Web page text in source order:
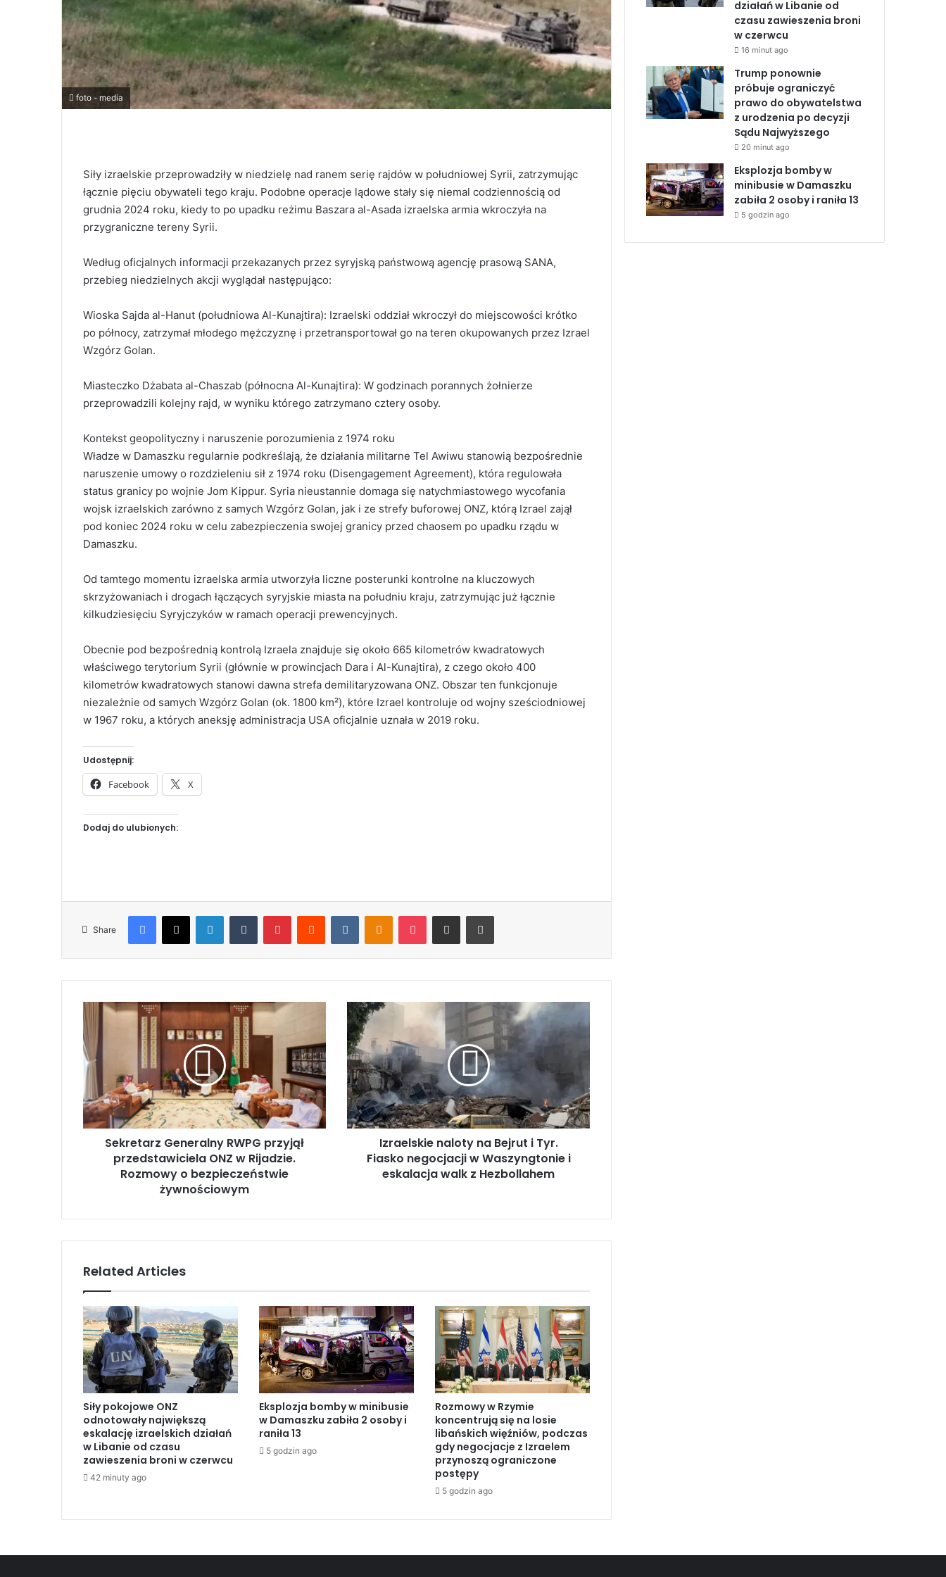
foto - media
Siły izraelskie przeprowadziły w niedzielę nad ranem serię rajdów w południowej Syrii, zatrzymując
łącznie pięciu obywateli tego kraju. Podobne operacje lądowe stały się niemal codziennością od
grudnia 2024 roku, kiedy to po upadku reżimu Baszara al-Asada izraelska armia wkroczyła na
przygraniczne tereny Syrii.
Według oficjalnych informacji przekazanych przez syryjską państwową agencję prasową SANA,
przebieg niedzielnych akcji wyglądał następująco:
Wioska Sajda al-Hanut (południowa Al-Kunajtira): Izraelski oddział wkroczył do miejscowości krótko
po północy, zatrzymał młodego mężczyznę i przetransportował go na teren okupowanych przez Izrael
Wzgórz Golan.
Miasteczko Dżabata al-Chaszab (północna Al-Kunajtira): W godzinach porannych żołnierze
przeprowadzili kolejny rajd, w wyniku którego zatrzymano cztery osoby.
Kontekst geopolityczny i naruszenie porozumienia z 1974 roku
Władze w Damaszku regularnie podkreślają, że działania militarne Tel Awiwu stanowią bezpośrednie
naruszenie umowy o rozdzieleniu sił z 1974 roku (Disengagement Agreement), która regulowała
status granicy po wojnie Jom Kippur. Syria nieustannie domaga się natychmiastowego wycofania
wojsk izraelskich zarówno z samych Wzgórz Golan, jak i ze strefy buforowej ONZ, którą Izrael zajął
pod koniec 2024 roku w celu zabezpieczenia swojej granicy przed chaosem po upadku rządu w
Damaszku.
Od tamtego momentu izraelska armia utworzyła liczne posterunki kontrolne na kluczowych
skrzyżowaniach i drogach łączących syryjskie miasta na południu kraju, zatrzymując już łącznie
kilkudziesięciu Syryjczyków w ramach operacji prewencyjnych.
Obecnie pod bezpośrednią kontrolą Izraela znajduje się około 665 kilometrów kwadratowych
właściwego terytorium Syrii (głównie w prowincjach Dara i Al-Kunajtira), z czego około 400
kilometrów kwadratowych stanowi dawna strefa demilitaryzowana ONZ. Obszar ten funkcjonuje
niezależnie od samych Wzgórz Golan (ok. 1800 km²), które Izrael kontroluje od wojny sześciodniowej
w 1967 roku, a których aneksję administracja USA oficjalnie uznała w 2019 roku.
Udostępnij:
Facebook X
Dodaj do ulubionych:
Share
e
k
r
e
a
r
z
R
W
P
G
p
r
z
y
j
ą
ł
p
r
z
e
w
Sekretarz Generalny RWPG przyjął
przedstawiciela ONZ w Rijadzie.
Rozmowy o bezpieczeństwie
żywnościowym
z
r
a
e
l
s
k
i
e
j
r
u
t
i
T
y
r
.
g
Izraelskie naloty na Bejrut i Tyr.
Fiasko negocjacji w Waszyngtonie i
eskalacja walk z Hezbollahem
Related Articles
Siły pokojowe ONZ
odnotowały największą
eskalację izraelskich działań
w Libanie od czasu
zawieszenia broni w czerwcu
42 minuty ago
Eksplozja bomby w minibusie
w Damaszku zabiła 2 osoby i
raniła 13
5 godzin ago
Rozmowy w Rzymie
koncentrują się na losie
libańskich więźniów, podczas
gdy negocjacje z Izraelem
przynoszą ograniczone
postępy
5 godzin ago
działań w Libanie od
czasu zawieszenia broni
w czerwcu
16 minut ago
Trump ponownie
próbuje ograniczyć
prawo do obywatelstwa
z urodzenia po decyzji
Sądu Najwyższego
20 minut ago
Eksplozja bomby w
minibusie w Damaszku
zabiła 2 osoby i raniła 13
5 godzin ago